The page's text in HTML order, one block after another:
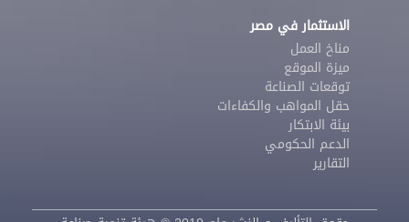
الاستثمار في مصر
مناخ العمل
ميزة الموقع
توقعات الصناعة
حقل المواهب والكفاءات
بيئة الابتكار
الدعم الحكومي
التقارير